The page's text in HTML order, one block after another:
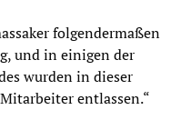
folgendermaßen
und in einigen der
wurden in dieser
entlassen.“